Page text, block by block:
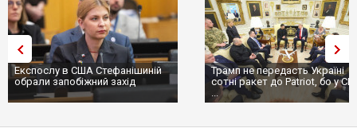
Експослу в США Стефанішиній
обрали запобіжний захід
Трамп не передасть Україні
сотні ракет до Patriot, бо у
...